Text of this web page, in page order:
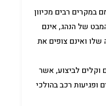
במקרים רבים מכיוון
של הנהג, אינם
שלו ואינם צופים את
וקלים לביצוע, אשר
ופגיעות רכב בהולכי